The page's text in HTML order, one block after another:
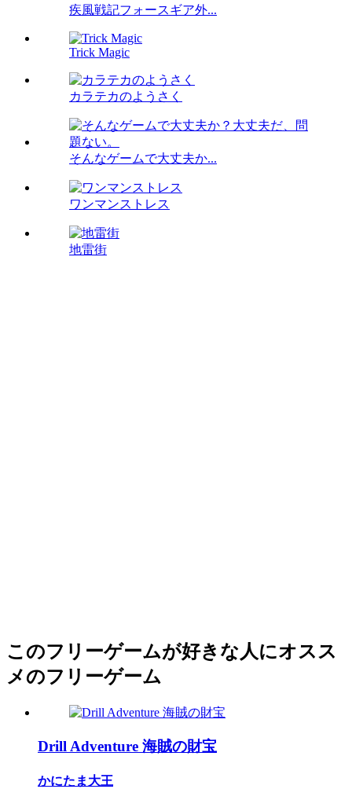
疾風戦記フォースギア外...
Trick Magic
カラテカのようさく
そんなゲームで大丈夫か...
ワンマンストレス
地雷街
このフリーゲームが好きな人にオスス
メのフリーゲーム
Drill Adventure 海賊の財宝
かにたま大王